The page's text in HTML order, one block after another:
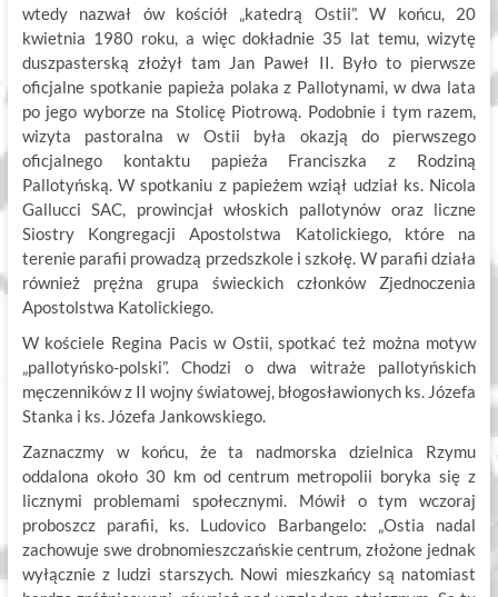
wtedy nazwał ów kościół „katedrą Ostii”. W końcu, 20
kwietnia 1980 roku, a więc dokładnie 35 lat temu, wizytę
duszpasterską złożył tam Jan Paweł II. Było to pierwsze
oficjalne spotkanie papieża polaka z Pallotynami, w dwa lata
po jego wyborze na Stolicę Piotrową. Podobnie i tym razem,
wizyta pastoralna w Ostii była okazją do pierwszego
oficjalnego kontaktu papieża Franciszka z Rodziną
Pallotyńską. W spotkaniu z papieżem wziął udział ks. Nicola
Gallucci SAC, prowincjał włoskich pallotynów oraz liczne
Siostry Kongregacji Apostolstwa Katolickiego, które na
terenie parafii prowadzą przedszkole i szkołę. W parafii działa
również prężna grupa świeckich członków Zjednoczenia
Apostolstwa Katolickiego.
W kościele Regina Pacis w Ostii, spotkać też można motyw
„pallotyńsko-polski”. Chodzi o dwa witraże pallotyńskich
męczenników z II wojny światowej, błogosławionych ks. Józefa
Stanka i ks. Józefa Jankowskiego.
Zaznaczmy w końcu, że ta nadmorska dzielnica Rzymu
oddalona około 30 km od centrum metropolii boryka się z
licznymi problemami społecznymi. Mówił o tym wczoraj
proboszcz parafii, ks. Ludovico Barbangelo: „Ostia nadal
zachowuje swe drobnomieszczańskie centrum, złożone jednak
wyłącznie z ludzi starszych. Nowi mieszkańcy są natomiast